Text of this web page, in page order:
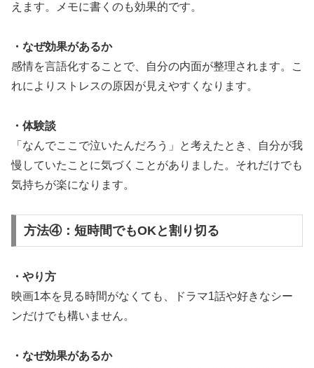
えます。メモに書くのも効果的です。
・なぜ効果があるか
感情を言語化することで、自分の内面が整理されます。こ
れによりストレスの原因が見えやすくなります。
・体験談
「なんでここで泣いたんだろう」と考えたとき、自分が我
慢していたことに気づくことがありました。それだけでも
気持ちが楽になります。
方法④：短時間でもOKと割り切る
・やり方
映画1本を見る時間がなくても、ドラマ1話や好きなシー
ンだけでも構いません。
・なぜ効果があるか